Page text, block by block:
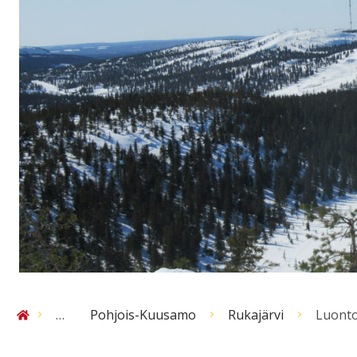
Etusivu… Pohjois-Kuusamo Rukajärvi